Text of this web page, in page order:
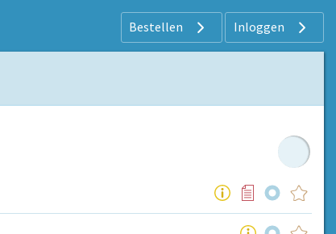
Bestellen Inloggen